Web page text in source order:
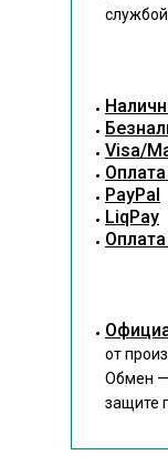
Visa/
PayPal
LiqPay
от
Обмен —
защите